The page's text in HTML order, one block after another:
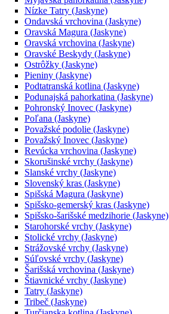
Nízke Tatry (Jaskyne)
Ondavská vrchovina (Jaskyne)
Oravská Magura (Jaskyne)
Oravská vrchovina (Jaskyne)
Oravské Beskydy (Jaskyne)
Ostrôžky (Jaskyne)
Pieniny (Jaskyne)
Podtatranská kotlina (Jaskyne)
Podunajská pahorkatina (Jaskyne)
Pohronský Inovec (Jaskyne)
Poľana (Jaskyne)
Považské podolie (Jaskyne)
Považský Inovec (Jaskyne)
Revúcka vrchovina (Jaskyne)
Skorušinské vrchy (Jaskyne)
Slanské vrchy (Jaskyne)
Slovenský kras (Jaskyne)
Spišská Magura (Jaskyne)
Spišsko-gemerský kras (Jaskyne)
Spišsko-šarišské medzihorie (Jaskyne)
Starohorské vrchy (Jaskyne)
Stolické vrchy (Jaskyne)
Strážovské vrchy (Jaskyne)
Súľovské vrchy (Jaskyne)
Šarišská vrchovina (Jaskyne)
Štiavnické vrchy (Jaskyne)
Tatry (Jaskyne)
Tribeč (Jaskyne)